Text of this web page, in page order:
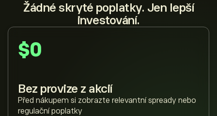
Žádné skryté poplatky. Jen lepší
investování.
$0
Bez provize z akcií
Před nákupem si zobrazte relevantní spready nebo
regulační poplatky